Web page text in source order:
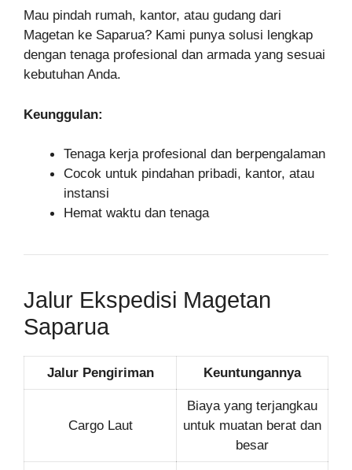
Mau pindah rumah, kantor, atau gudang dari
Magetan ke Saparua? Kami punya solusi lengkap
dengan tenaga profesional dan armada yang sesuai
kebutuhan Anda.
Keunggulan:
Tenaga kerja profesional dan berpengalaman
Cocok untuk pindahan pribadi, kantor, atau
instansi
Hemat waktu dan tenaga
Jalur Ekspedisi Magetan
Saparua
Jalur Pengiriman Keuntungannya
Cargo Laut
Biaya yang terjangkau
untuk muatan berat dan
besar